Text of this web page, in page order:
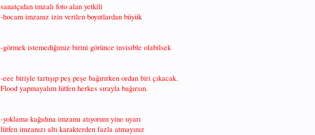
sanatçıdan imzalı foto alan yetkili
-hocam imzanız izin verilen boyutlardan büyük
-görmek istemediğimiz birini görünce invisible olabilsek
-eee biriyle tartışıp peş peşe bağırırken ordan biri çıkacak.
Flood yapmayalım lütfen herkes sırayla bağırsın.
-yoklama kağıdına imzamı atıyorum yine uyarı
lütfen imzanızı altı karakterden fazla atmayınız